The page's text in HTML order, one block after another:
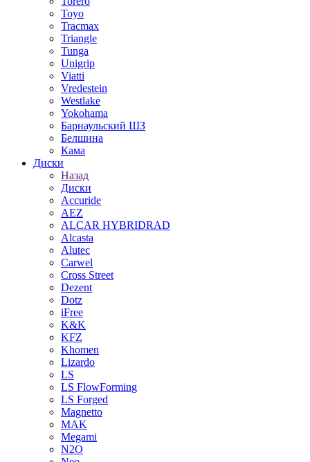
Toyo
Tracmax
Triangle
Tunga
Unigrip
Viatti
Vredestein
Westlake
Yokohama
Барнаульский ШЗ
Белшина
Кама
Диски
Назад
Диски
Accuride
AEZ
ALCAR HYBRIDRAD
Alcasta
Alutec
Carwel
Cross Street
Dezent
Dotz
iFree
K&K
KFZ
Khomen
Lizardo
LS
LS FlowForming
LS Forged
Magnetto
MAK
Megami
N2O